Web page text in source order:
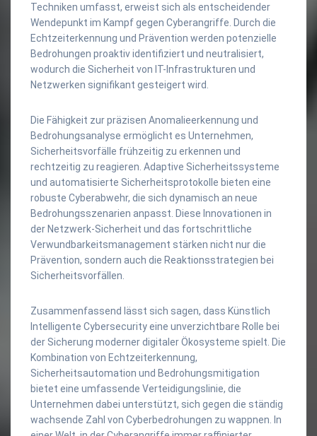
Techniken umfasst, erweist sich als entscheidender
Wendepunkt im Kampf gegen Cyberangriffe. Durch die
Echtzeiterkennung und Prävention werden potenzielle
Bedrohungen proaktiv identifiziert und neutralisiert,
wodurch die Sicherheit von IT-Infrastrukturen und
Netzwerken signifikant gesteigert wird.
Die Fähigkeit zur präzisen Anomalieerkennung und
Bedrohungsanalyse ermöglicht es Unternehmen,
Sicherheitsvorfälle frühzeitig zu erkennen und
rechtzeitig zu reagieren. Adaptive Sicherheitssysteme
und automatisierte Sicherheitsprotokolle bieten eine
robuste Cyberabwehr, die sich dynamisch an neue
Bedrohungsszenarien anpasst. Diese Innovationen in
der Netzwerk-Sicherheit und das fortschrittliche
Verwundbarkeitsmanagement stärken nicht nur die
Prävention, sondern auch die Reaktionsstrategien bei
Sicherheitsvorfällen.
Zusammenfassend lässt sich sagen, dass Künstlich
Intelligente Cybersecurity eine unverzichtbare Rolle bei
der Sicherung moderner digitaler Ökosysteme spielt. Die
Kombination von Echtzeiterkennung,
Sicherheitsautomation und Bedrohungsmitigation
bietet eine umfassende Verteidigungslinie, die
Unternehmen dabei unterstützt, sich gegen die ständig
wachsende Zahl von Cyberbedrohungen zu wappnen. In